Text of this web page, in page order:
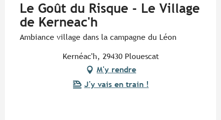
Le Goût du Risque - Le Village
de Kerneac'h
Ambiance village dans la campagne du Léon
Kernéac'h, 29430 Plouescat
M'y rendre
J'y vais en train !